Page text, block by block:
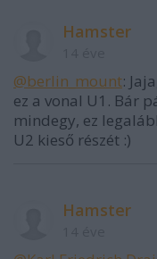
Hamster
@berlin_mount:
ez a vonal U1. Bár
mindegy, ez
U2 kieső részét :)
Hamster